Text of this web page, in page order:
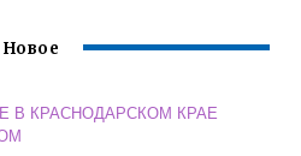
Новое
В КРАСНОДАРСКОМ КРАЕ